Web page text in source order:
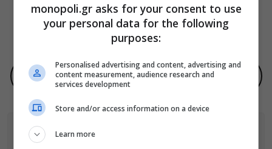
Προσθήκη του monopoli.gr ως προτεινόμενη πηγή στην Google
monopoli.gr asks for your consent to use
your personal data for the following
purposes:
Personalised advertising and content, advertising and
content measurement, audience research and
services development
Store and/or access information on a device
Learn more